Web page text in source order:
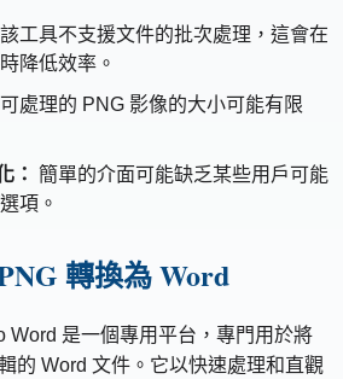
該工具不支援文件的批次處理，這會在
降低效率。
可處理的 PNG 影像的大小可能有限
： 簡單的介面可能缺乏某些用戶可能
項。
轉換為 Word
Word 是一個專用平台，專門用於將
的 Word 文件。它以快速處理和直觀